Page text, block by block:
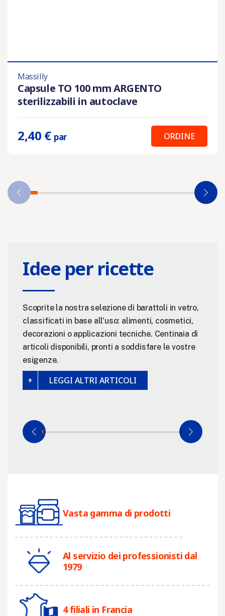
Massilly
Capsule TO 100 mm ARGENTO
sterilizzabili in autoclave
2,40 € par ORDINE
Idee per ricette
Scoprite la nostra selezione di barattoli in vetro,
classificati in base all'uso: alimenti, cosmetici,
decorazioni o applicazioni tecniche. Centinaia di
articoli disponibili, pronti a soddisfare le vostre
esigenze.
LEGGI ALTRI ARTICOLI
Vasta gamma di prodotti
Al servizio dei professionisti dal
1979
4 filiali in Francia